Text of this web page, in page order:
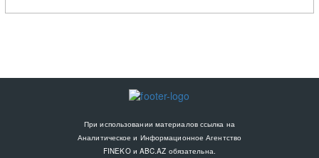
При использовании материалов ссылка на
Аналитическое и Информационное Агентство
FINEKO и ABC.AZ обязательна.